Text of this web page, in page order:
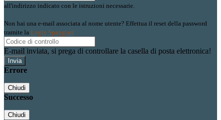
all'indirizzo indicato con le istruzioni necessarie.
Non hai una e-mail associata al nome utente? Effettua il reset della password
tramite la Login Spaggiari
E-mail inviata, si prega di controllare la casella di posta elettronica!
Errore
Chiudi
Successo
Chiudi